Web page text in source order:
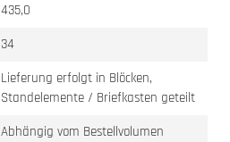
435,0
34
Lieferung erfolgt in Blöcken,
Standelemente / Briefkasten geteilt
Abhängig vom Bestellvolumen